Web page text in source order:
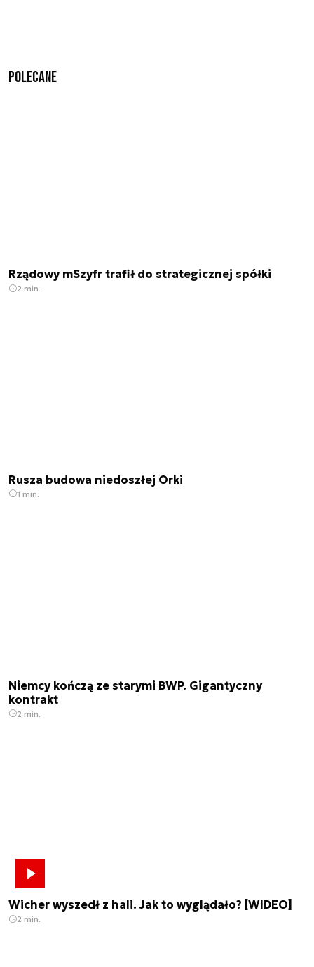
Polecane
Rządowy mSzyfr trafił do strategicznej spółki
2 min.
Rusza budowa niedoszłej Orki
1 min.
Niemcy kończą ze starymi BWP. Gigantyczny
kontrakt
2 min.
Wicher wyszedł z hali. Jak to wyglądało? [WIDEO]
2 min.